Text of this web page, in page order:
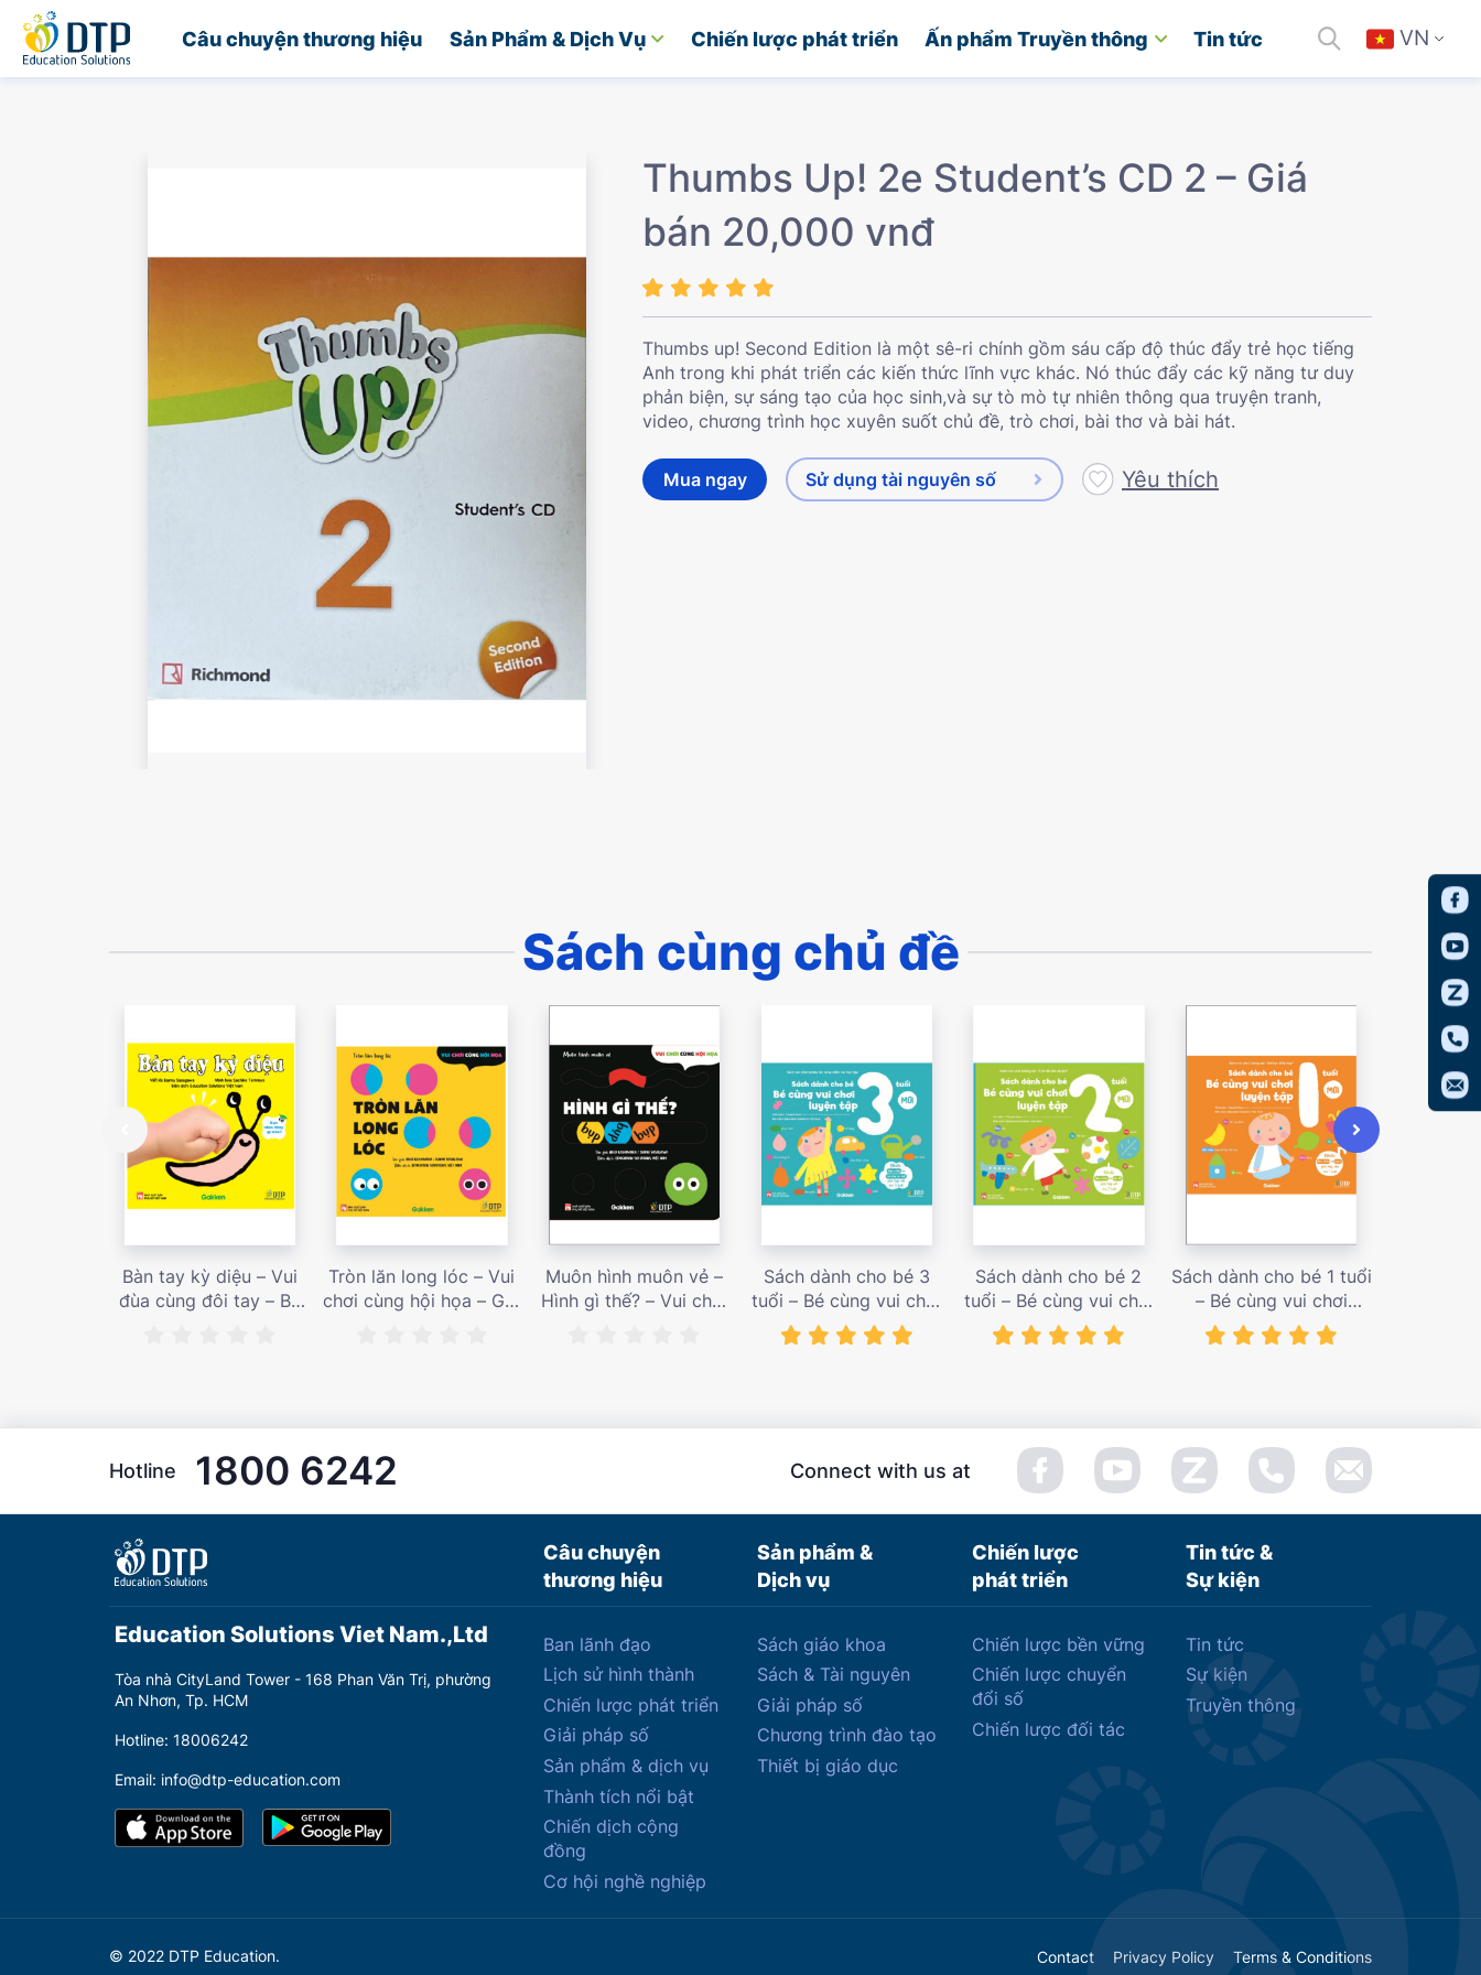
Câu chuyện thương hiệu Sản Phẩm & Dịch Vụ Chiến lược phát triển Ấn phẩm Truyền thông Tin tức VN
Trang chủ
Thumbs Up! 2e Student’s CD 2 – Giá
bán 20,000 vnđ
Thumbs up! Second Edition là một sê-ri chính gồm sáu cấp độ thúc đẩy trẻ học tiếng
Anh trong khi phát triển các kiến thức lĩnh vực khác. Nó thúc đẩy các kỹ năng tư duy
phản biện, sự sáng tạo của học sinh,và sự tò mò tự nhiên thông qua truyện tranh,
video, chương trình học xuyên suốt chủ đề, trò chơi, bài thơ và bài hát.
Mua ngay Sử dụng tài nguyên số Yêu thích
Sách cùng chủ đề
Bàn tay kỳ diệu – Vui
đùa cùng đôi tay – Bé
Tròn lăn long lóc – Vui
chơi cùng hội họa – Giá
Muôn hình muôn vẻ –
Hình gì thế? – Vui chơi
Sách dành cho bé 3
tuổi – Bé cùng vui chơi
luyện tập – Sách vui
chơi tương tác tăng
Sách dành cho bé 2
tuổi – Bé cùng vui chơi
luyện tập – Sách vui
chơi tương tác Con đã
Sách dành cho bé 1 tuổi
– Bé cùng vui chơi
luyện tập – Sách vui
chơi tương tác Bé học
Hotline 1800 6242 Connect with us at
Câu chuyện
thương hiệu
Sản phẩm &
Dịch vụ
Chiến lược
phát triển
Tin tức &
Sự kiện
Education Solutions Viet Nam.,Ltd
Tòa nhà CityLand Tower - 168 Phan Văn Trị, phường
An Nhơn, Tp. HCM
Hotline: 18006242
Email: info@dtp-education.com
Ban lãnh đạo
Lịch sử hình thành
Chiến lược phát triển
Giải pháp số
Sản phẩm & dịch vụ
Thành tích nổi bật
Chiến dịch cộng
đồng
Cơ hội nghề nghiệp
Sách giáo khoa
Sách & Tài nguyên
Giải pháp số
Chương trình đào tạo
Thiết bị giáo dục
Chiến lược bền vững
Chiến lược chuyển
đổi số
Chiến lược đối tác
Tin tức
Sự kiện
Truyền thông
© 2022 DTP Education. Contact Privacy Policy Terms & Conditions